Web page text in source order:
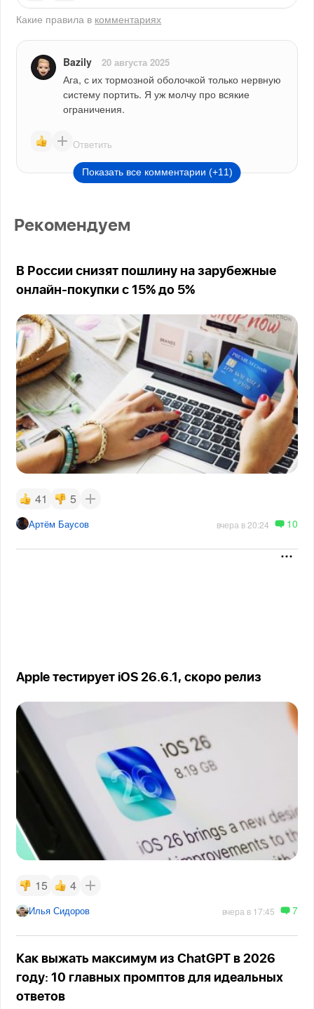
Какие правила в комментариях
Bazily 20 августа 2025
Ага, с их тормозной оболочкой только нервную
систему портить. Я уж молчу про всякие
ограничения.
Ответить
Показать все комментарии (+11)
Рекомендуем
В России снизят пошлину на зарубежные
онлайн-покупки с 15% до 5%
41 5
Артём Баусов вчера в 20:24 10
Apple тестирует iOS 26.6.1, скоро релиз
15 4
Илья Сидоров вчера в 17:45 7
Как выжать максимум из ChatGPT в 2026
году: 10 главных промптов для идеальных
ответов